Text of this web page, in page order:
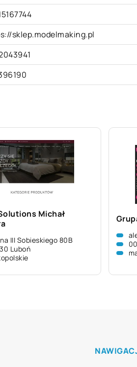
sklep.modelmaking.pl
Michał
III Sobieskiego 80B
Luboń